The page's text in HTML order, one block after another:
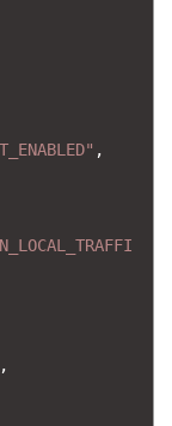
,
,